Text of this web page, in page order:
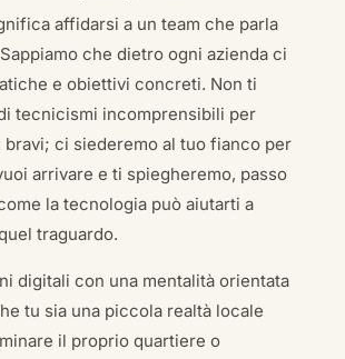
affidarsi a un team che parla
che dietro ogni azienda ci
e obiettivi concreti. Non ti
tecnicismi incomprensibili per
bravi; ci siederemo al tuo fianco per
arrivare e ti spiegheremo, passo
la tecnologia può aiutarti a
traguardo.
digitali con una mentalità orientata
tu sia una piccola realtà locale
il proprio quartiere o